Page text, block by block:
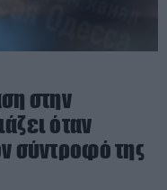
στην
όταν
σύντροφό της